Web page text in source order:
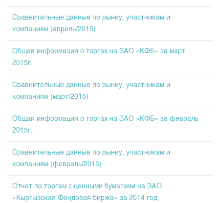
Сравнительные данные по рынку, участникам и
компаниям (апрель/2015)
Общая информация о торгах на ЗАО «КФБ» за март
2015г.
Сравнительные данные по рынку, участникам и
компаниям (март/2015)
Общая информация о торгах на ЗАО «КФБ» за февраль
2015г.
Сравнительные данные по рынку, участникам и
компаниям (февраль/2015)
Отчет по торгам с ценными бумагами на ЗАО
«Кыргызская Фондовая биржа» за 2014 год